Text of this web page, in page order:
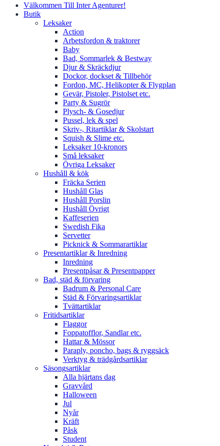
Välkommen Till Inter Agenturer!
Butik
Leksaker
Action
Arbetsfordon & traktorer
Baby
Bad, Sommarlek & Bestway
Djur & Skräckdjur
Dockor, dockset & Tillbehör
Fordon, MC, Helikopter & Flygplan
Gevär, Pistoler, Pistolset etc.
Party & Sugrör
Plysch- & Gosedjur
Pussel, lek & spel
Skriv-, Ritartiklar & Skolstart
Squish & Slime etc.
Leksaker 10-kronors
Små leksaker
Övriga Leksaker
Hushåll & kök
Fräcka Serien
Hushåll Glas
Hushåll Porslin
Hushåll Övrigt
Kaffeserien
Swedish Fika
Servetter
Picknick & Sommarartiklar
Presentartiklar & Inredning
Inredning
Presentpåsar & Presentpapper
Bad, städ & förvaring
Badrum & Personal Care
Städ & Förvaringsartiklar
Tvättartiklar
Fritidsartiklar
Flaggor
Foppatofflor, Sandlar etc.
Hattar & Mössor
Paraply, poncho, bags & ryggsäck
Verktyg & trädgårdsartiklar
Säsongsartiklar
Alla hjärtans dag
Gravvård
Halloween
Jul
Nyår
Kräft
Påsk
Student